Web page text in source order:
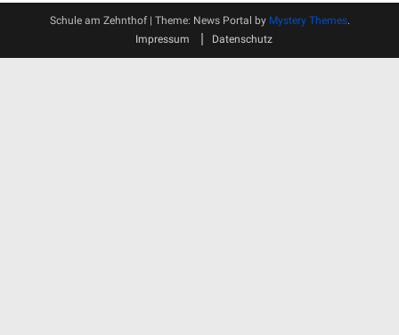
Schule am Zehnthof | Theme: News Portal by Mystery Themes.
Impressum
Datenschutz